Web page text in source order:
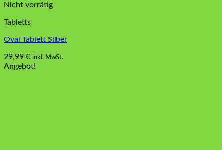
Nicht vorrätig
Tabletts
Oval Tablett Silber
29,99 € inkl. MwSt.
Angebot!